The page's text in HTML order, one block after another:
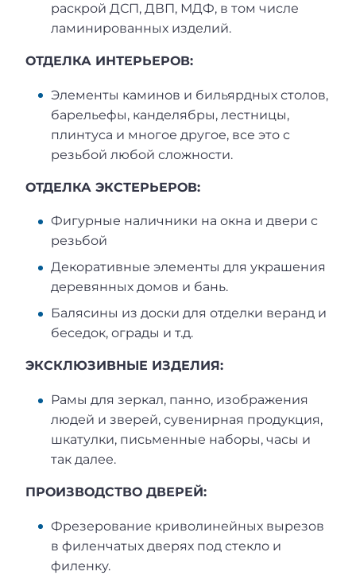
раскрой ДСП, ДВП, МДФ, в том числе
ламинированных изделий.
ОТДЕЛКА ИНТЕРЬЕРОВ:
Элементы каминов и бильярдных столов,
барельефы, канделябры, лестницы,
плинтуса и многое другое, все это с
резьбой любой сложности.
ОТДЕЛКА ЭКСТЕРЬЕРОВ:
Фигурные наличники на окна и двери с
резьбой
Декоративные элементы для украшения
деревянных домов и бань.
Балясины из доски для отделки веранд и
беседок, ограды и т.д.
ЭКСКЛЮЗИВНЫЕ ИЗДЕЛИЯ:
Рамы для зеркал, панно, изображения
людей и зверей, сувенирная продукция,
шкатулки, письменные наборы, часы и
так далее.
ПРОИЗВОДСТВО ДВЕРЕЙ:
Фрезерование криволинейных вырезов
в филенчатых дверях под стекло и
филенку.